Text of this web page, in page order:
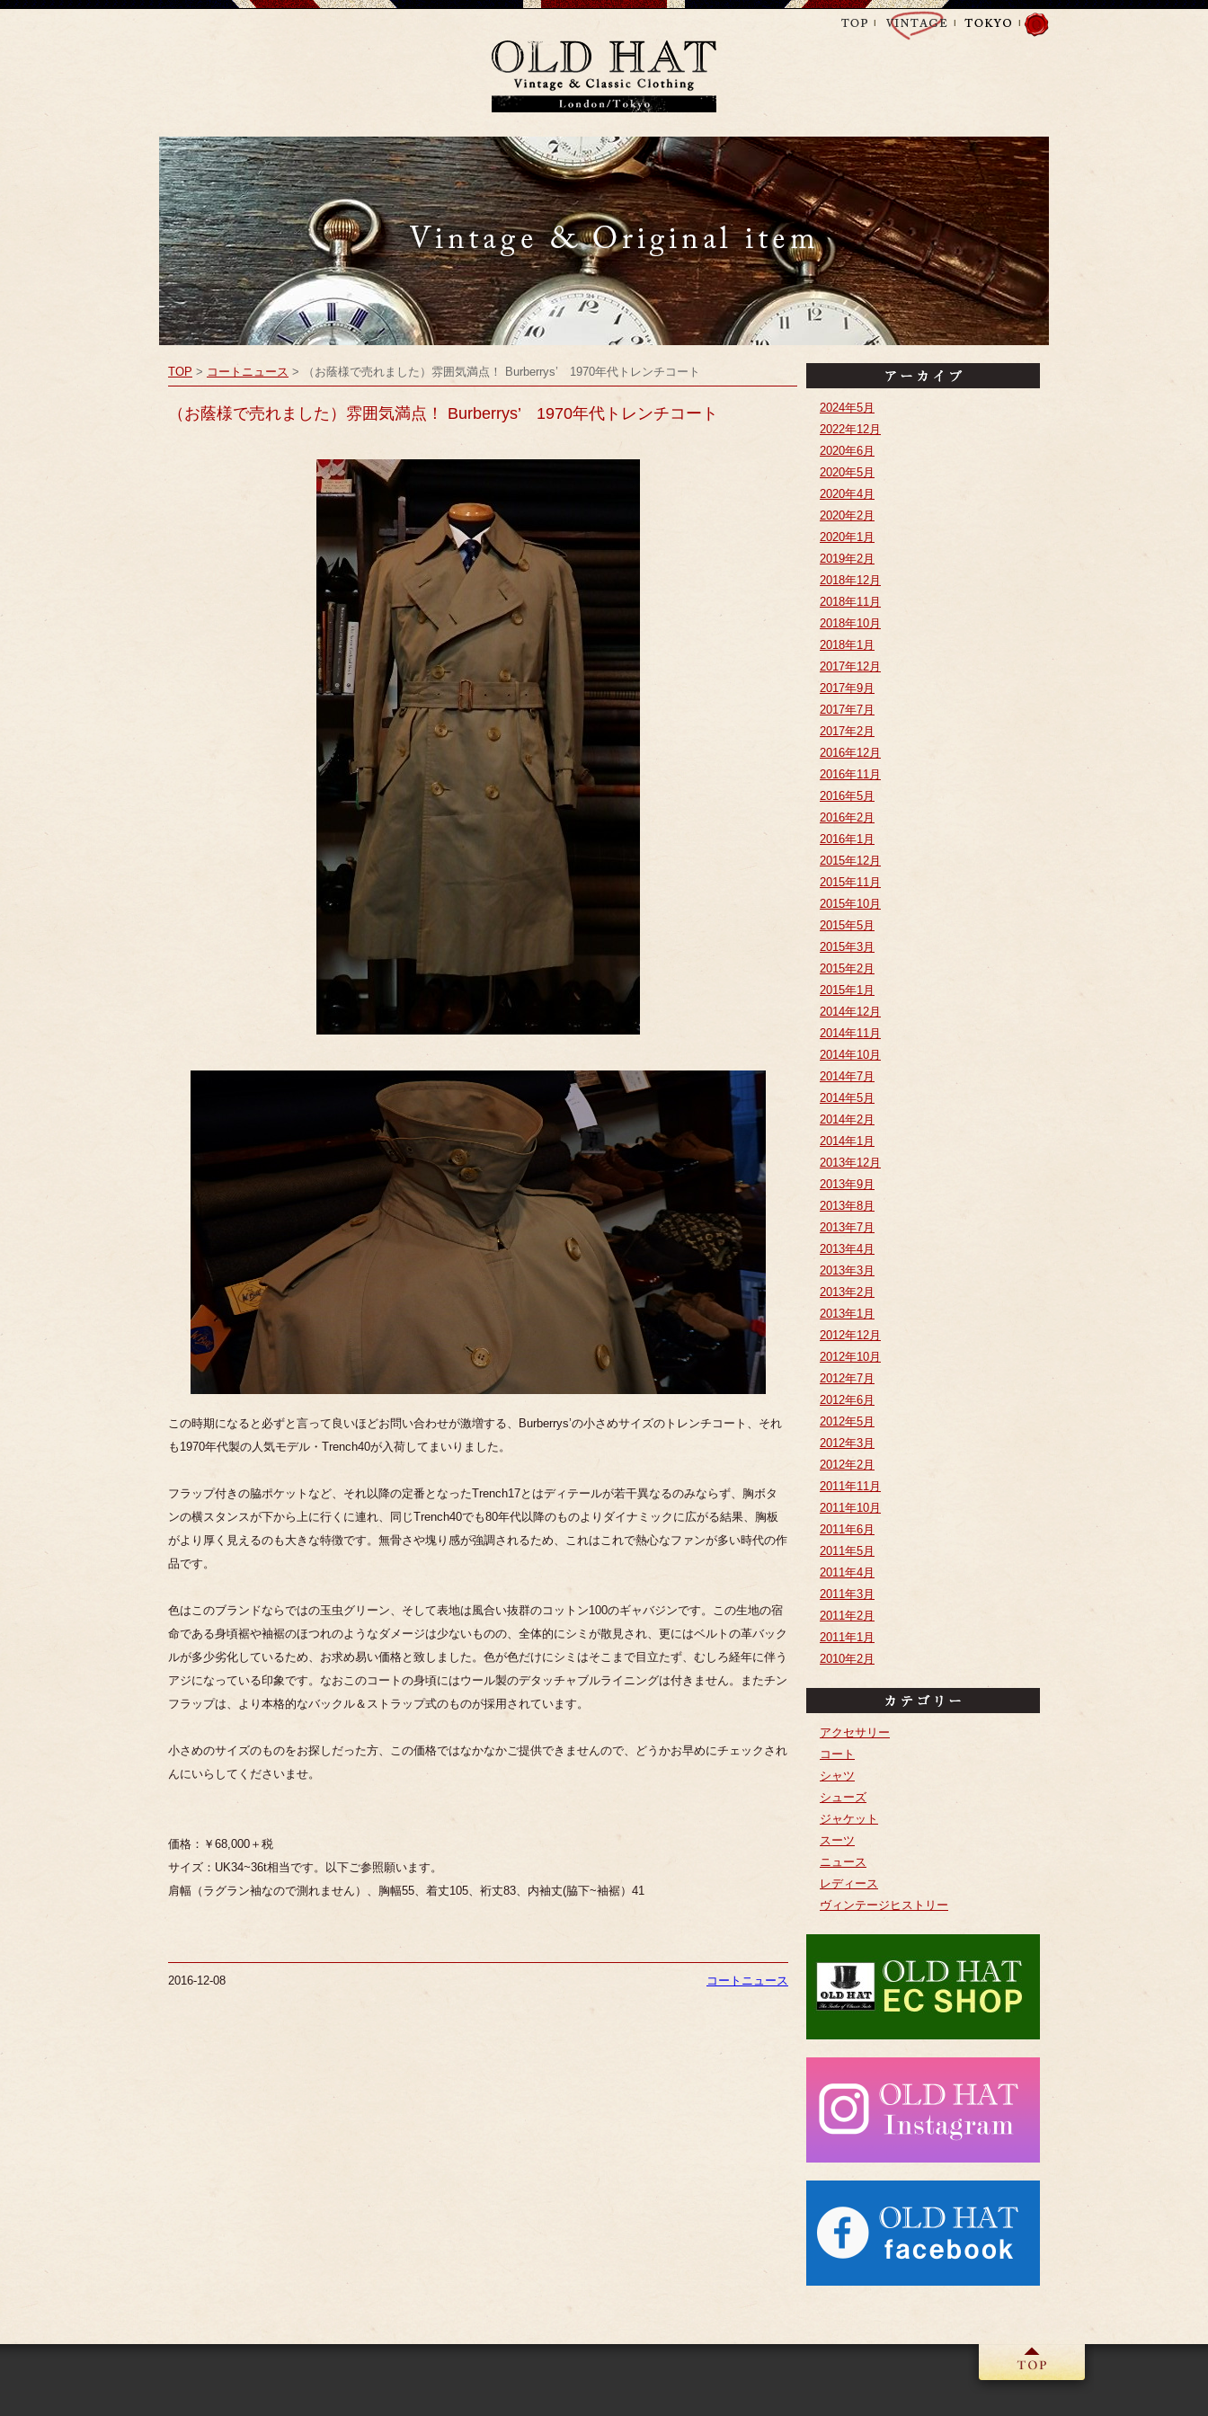
TOP > コート ニュース > （お蔭様で売れました）雰囲気満点！ Burberrys’ 1970年代トレンチコート
（お蔭様で売れました）雰囲気満点！ Burberrys’ 1970年代トレンチコート
この時期になると必ずと言って良いほどお問い合わせが激増する、Burberrys’の小さめサイズのトレンチコート、それ
も1970年代製の人気モデル・Trench40が入荷してまいりました。
フラップ付きの脇ポケットなど、それ以降の定番となったTrench17とはディテールが若干異なるのみならず、胸ボタ
ンの横スタンスが下から上に行くに連れ、同じTrench40でも80年代以降のものよりダイナミックに広がる結果、胸板
がより厚く見えるのも大きな特徴です。無骨さや塊り感が強調されるため、これはこれで熱心なファンが多い時代の作
品です。
色はこのブランドならではの玉虫グリーン、そして表地は風合い抜群のコットン100のギャバジンです。この生地の宿
命である身頃裾や袖裾のほつれのようなダメージは少ないものの、全体的にシミが散見され、更にはベルトの革バック
ルが多少劣化しているため、お求め易い価格と致しました。色が色だけにシミはそこまで目立たず、むしろ経年に伴う
アジになっている印象です。なおこのコートの身頃にはウール製のデタッチャブルライニングは付きません。またチン
フラップは、より本格的なバックル＆ストラップ式のものが採用されています。
小さめのサイズのものをお探しだった方、この価格ではなかなかご提供できませんので、どうかお早めにチェックされ
んにいらしてくださいませ。
価格：￥68,000＋税
サイズ：UK34~36t相当です。以下ご参照願います。
肩幅（ラグラン袖なので測れません）、胸幅55、着丈105、裄丈83、内袖丈(脇下~袖裾）41
2016-12-08 コート ニュース
2024年5月
2022年12月
2020年6月
2020年5月
2020年4月
2020年2月
2020年1月
2019年2月
2018年12月
2018年11月
2018年10月
2018年1月
2017年12月
2017年9月
2017年7月
2017年2月
2016年12月
2016年11月
2016年5月
2016年2月
2016年1月
2015年12月
2015年11月
2015年10月
2015年5月
2015年3月
2015年2月
2015年1月
2014年12月
2014年11月
2014年10月
2014年7月
2014年5月
2014年2月
2014年1月
2013年12月
2013年9月
2013年8月
2013年7月
2013年4月
2013年3月
2013年2月
2013年1月
2012年12月
2012年10月
2012年7月
2012年6月
2012年5月
2012年3月
2012年2月
2011年11月
2011年10月
2011年6月
2011年5月
2011年4月
2011年3月
2011年2月
2011年1月
2010年2月
アクセサリー
コート
シャツ
シューズ
ジャケット
スーツ
ニュース
レディース
ヴィンテージヒストリー